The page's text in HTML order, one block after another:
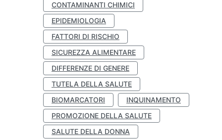
CONTAMINANTI CHIMICI
EPIDEMIOLOGIA
FATTORI DI RISCHIO
SICUREZZA ALIMENTARE
DIFFERENZE DI GENERE
TUTELA DELLA SALUTE
BIOMARCATORI
INQUINAMENTO
PROMOZIONE DELLA SALUTE
SALUTE DELLA DONNA